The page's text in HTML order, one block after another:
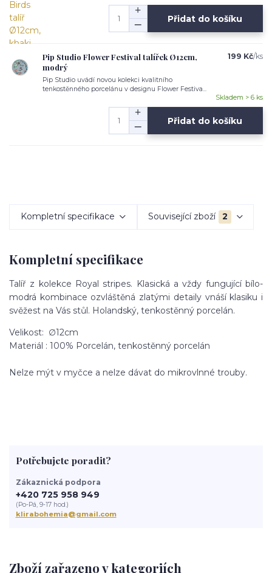
Přidat do košíku
Pip Studio Flower Festival talířek Ø12cm,
modrý
Pip Studio uvádí novou kolekci kvalitního
tenkostěnného porcelánu v designu Flower Festiva...
199 Kč/ks
Skladem > 6 ks
Přidat do košíku
Kompletní specifikace Související zboží 2
Kompletní specifikace
Talíř z kolekce Royal stripes. Klasická a vždy fungující bílo-
modrá kombinace ozvláštěná zlatými detaily vnáší klasiku i
svěžest na Vás stůl. Holandský, tenkostěnný porcelán.
Velikost: ∅12cm
Materiál : 100% Porcelán, tenkostěnný porcelán
Nelze mýt v myčce a nelze dávat do mikrovlnné trouby.
Zboží zařazeno v kategoriích
Potřebujete poradit?
Zákaznická podpora
+420 725 958 949
(Po-Pá, 9-17 hod.)
klirabohemia@gmail.com